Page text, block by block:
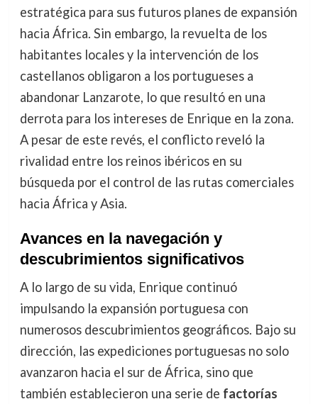
estratégica para sus futuros planes de expansión
hacia África. Sin embargo, la revuelta de los
habitantes locales y la intervención de los
castellanos obligaron a los portugueses a
abandonar Lanzarote, lo que resultó en una
derrota para los intereses de Enrique en la zona.
A pesar de este revés, el conflicto reveló la
rivalidad entre los reinos ibéricos en su
búsqueda por el control de las rutas comerciales
hacia África y Asia.
Avances en la navegación y
descubrimientos significativos
A lo largo de su vida, Enrique continuó
impulsando la expansión portuguesa con
numerosos descubrimientos geográficos. Bajo su
dirección, las expediciones portuguesas no solo
avanzaron hacia el sur de África, sino que
también establecieron una serie de factorías